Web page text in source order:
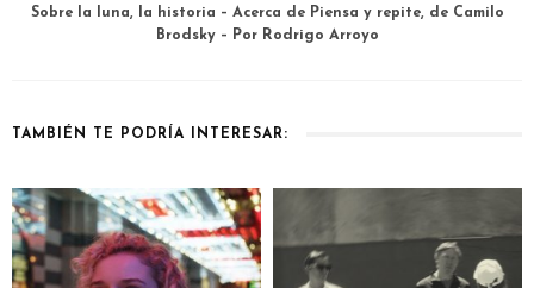
Sobre la luna, la historia – Acerca de Piensa y repite, de Camilo
Brodsky – Por Rodrigo Arroyo
TAMBIÉN TE PODRÍA INTERESAR: